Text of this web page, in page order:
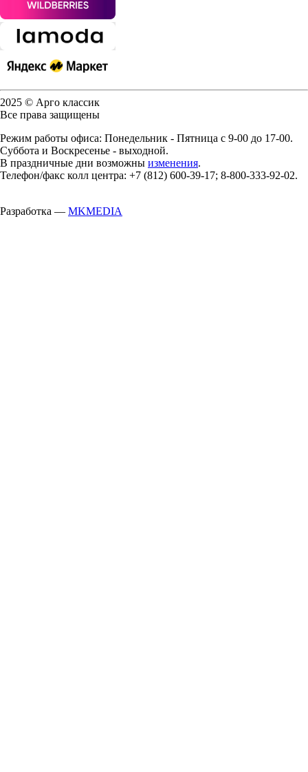
2025 © Арго классик
Все права защищены
Режим работы офиса: Понедельник - Пятница с 9-00 до 17-00.
Суббота и Воскресенье - выходной.
В праздничные дни возможны изменения.
Телефон/факс колл центра: +7 (812) 600-39-17; 8-800-333-92-02.
Разработка — MKMEDIA